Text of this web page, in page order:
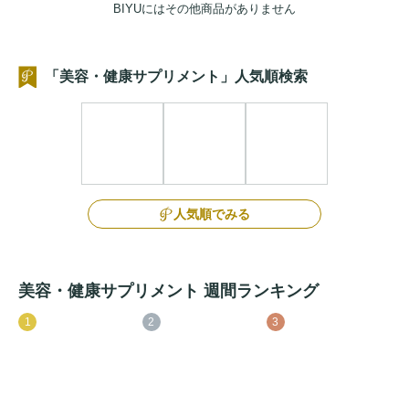
BIYUにはその他商品がありません
「美容・健康サプリメント」人気順検索
人気順でみる
美容・健康サプリメント 週間ランキング
1 2 3